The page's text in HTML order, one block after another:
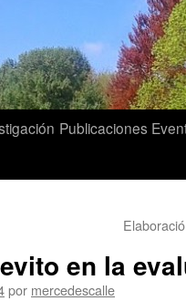
Publicaciones
en la
por mercedescalle